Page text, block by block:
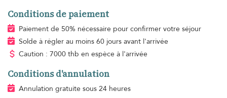
Conditions de paiement
Paiement de 50% nécessaire pour confirmer votre séjour
Solde à régler au moins 60 jours avant l'arrivée
Caution : 7000 thb en espèce à l'arrivée
Conditions d'annulation
Annulation gratuite sous 24 heures